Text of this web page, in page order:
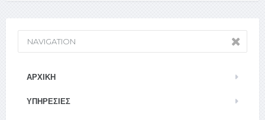
NAVIGATION
ΑΡΧΙΚΉ
ΥΠΗΡΕΣΊΕΣ